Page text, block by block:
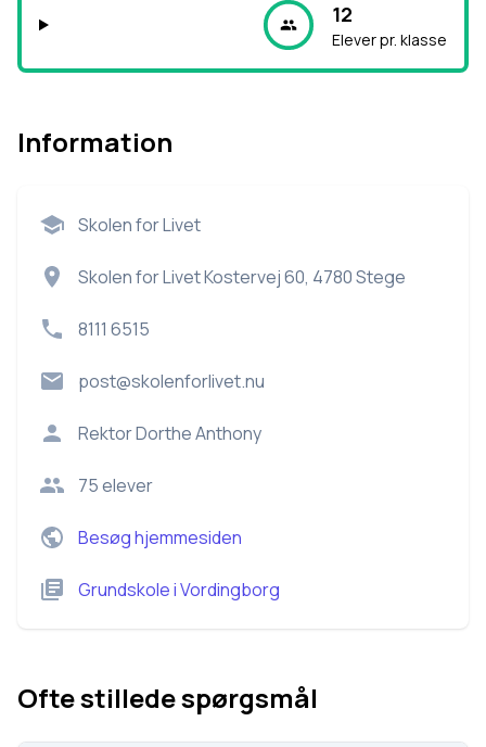
12
Elever pr. klasse
Information
Skolen for Livet
Skolen for Livet Kostervej 60, 4780 Stege
8111 6515
post@skolenforlivet.nu
RektorDorthe Anthony
75elever
Besøg hjemmesiden
GrundskoleiVordingborg
Ofte stillede spørgsmål